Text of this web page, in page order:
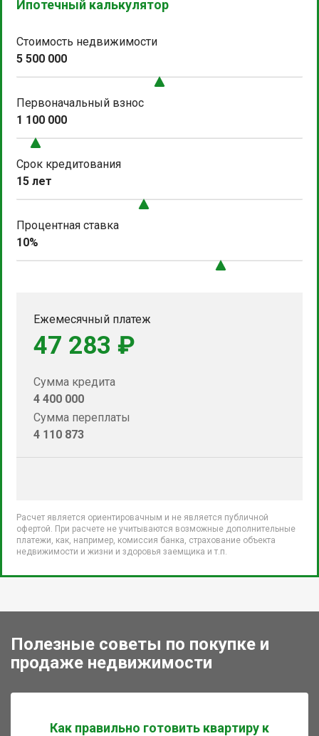
Ипотечный калькулятор
Стоимость недвижимости
5 500 000
Первоначальный взнос
1 100 000
Срок кредитования
15 лет
Процентная ставка
10%
Ежемесячный платеж
47 283 ₽
Сумма кредита
4 400 000
Сумма переплаты
4 110 873
Расчет является ориентировачным и не является публичной
офертой. При расчете не учитываются возможные дополнительные
платежи, как, например, комиссия банка, страхование объекта
недвижимости и жизни и здоровья заемщика и т.п.
Полезные советы по покупке и
продаже недвижимости
Как правильно готовить квартиру к